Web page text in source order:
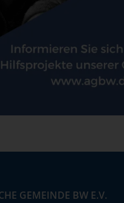
GEMEINDE BW E.V.